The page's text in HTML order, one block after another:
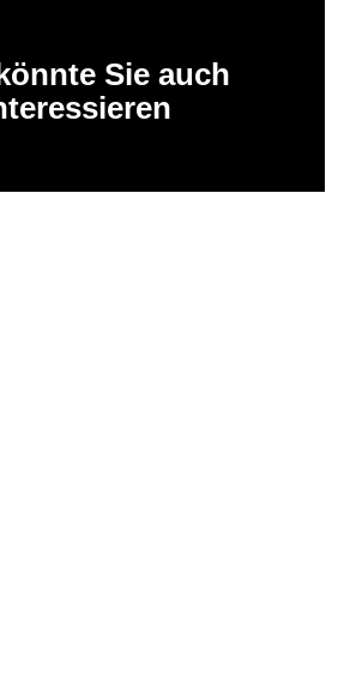
Sie auch